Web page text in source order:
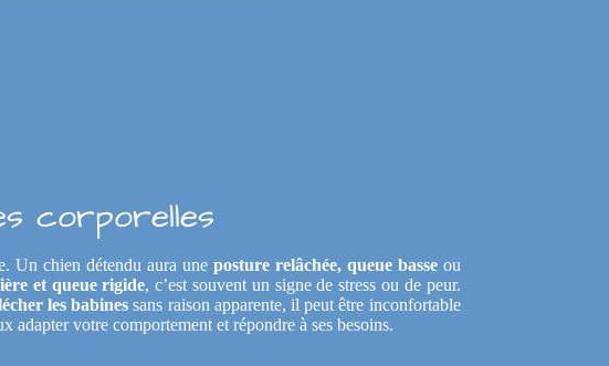
corporelles
Un chien détendu aura une posture relâchée, queue basse ou
et queue rigide, c’est souvent un signe de stress ou de peur.
les babinessans raison apparente, il peut être inconfortable
votre comportement et répondre à ses besoins.